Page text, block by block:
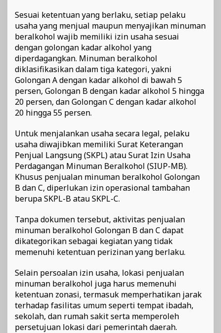
Sesuai ketentuan yang berlaku, setiap pelaku
usaha yang menjual maupun menyajikan minuman
beralkohol wajib memiliki izin usaha sesuai
dengan golongan kadar alkohol yang
diperdagangkan. Minuman beralkohol
diklasifikasikan dalam tiga kategori, yakni
Golongan A dengan kadar alkohol di bawah 5
persen, Golongan B dengan kadar alkohol 5 hingga
20 persen, dan Golongan C dengan kadar alkohol
20 hingga 55 persen.
Untuk menjalankan usaha secara legal, pelaku
usaha diwajibkan memiliki Surat Keterangan
Penjual Langsung (SKPL) atau Surat Izin Usaha
Perdagangan Minuman Beralkohol (SIUP-MB).
Khusus penjualan minuman beralkohol Golongan
B dan C, diperlukan izin operasional tambahan
berupa SKPL-B atau SKPL-C.
Tanpa dokumen tersebut, aktivitas penjualan
minuman beralkohol Golongan B dan C dapat
dikategorikan sebagai kegiatan yang tidak
memenuhi ketentuan perizinan yang berlaku.
Selain persoalan izin usaha, lokasi penjualan
minuman beralkohol juga harus memenuhi
ketentuan zonasi, termasuk memperhatikan jarak
terhadap fasilitas umum seperti tempat ibadah,
sekolah, dan rumah sakit serta memperoleh
persetujuan lokasi dari pemerintah daerah.